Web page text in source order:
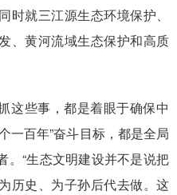
就三江源生态环境保护、
、黄河流域生态保护和高质
些事，都是着眼于确保中
一百年”奋斗目标，都是全局
。“生态文明建设并不是说把
历史、为子孙后代去做。这